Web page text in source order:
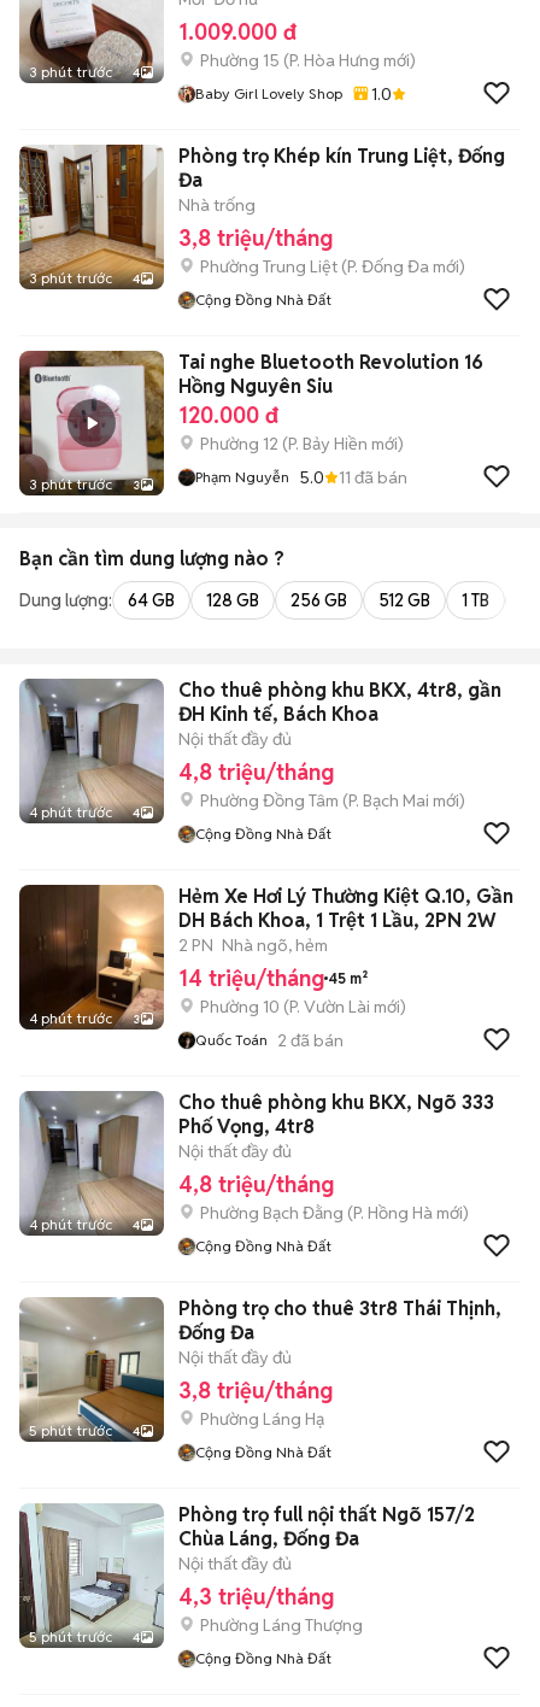
3 phút trước 4
1.009.000 đ
Phường 15 (P. Hòa Hưng mới)
Baby Girl Lovely Shop 1.0
3 phút trước 4
Phòng trọ Khép kín Trung Liệt, Đống
Đa
Nhà trống
3,8 triệu/tháng
Phường Trung Liệt (P. Đống Đa mới)
Cộng Đồng Nhà Đất
3 phút trước 3
Tai nghe Bluetooth Revolution 16
Hồng Nguyên Siu
120.000 đ
Phường 12 (P. Bảy Hiền mới)
Phạm Nguyễn 5.0 11 đã bán
Bạn cần tìm dung lượng nào ?
Dung lượng: 64 GB 128 GB 256 GB 512 GB 1 TB
4 phút trước 4
Cho thuê phòng khu BKX, 4tr8, gần
ĐH Kinh tế, Bách Khoa
Nội thất đầy đủ
4,8 triệu/tháng
Phường Đồng Tâm (P. Bạch Mai mới)
Cộng Đồng Nhà Đất
4 phút trước 3
Hẻm Xe Hơi Lý Thường Kiệt Q.10, Gần
DH Bách Khoa, 1 Trệt 1 Lầu, 2PN 2W
2 PN Nhà ngõ, hẻm
14 triệu/tháng 45 m²
Phường 10 (P. Vườn Lài mới)
Quốc Toán 2 đã bán
4 phút trước 4
Cho thuê phòng khu BKX, Ngõ 333
Phố Vọng, 4tr8
Nội thất đầy đủ
4,8 triệu/tháng
Phường Bạch Đằng (P. Hồng Hà mới)
Cộng Đồng Nhà Đất
5 phút trước 4
Phòng trọ cho thuê 3tr8 Thái Thịnh,
Đống Đa
Nội thất đầy đủ
3,8 triệu/tháng
Phường Láng Hạ
Cộng Đồng Nhà Đất
5 phút trước 4
Phòng trọ full nội thất Ngõ 157/2
Chùa Láng, Đống Đa
Nội thất đầy đủ
4,3 triệu/tháng
Phường Láng Thượng
Cộng Đồng Nhà Đất